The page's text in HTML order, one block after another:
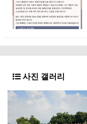
사진 갤러리